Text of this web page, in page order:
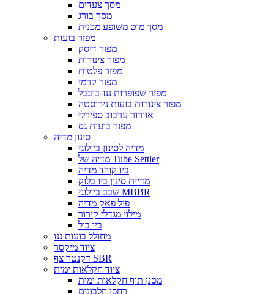
מסך צעדים
מסך בורג
מסך מוט משופע מכנית
מפזר בועות
מפזר דיסק
מפזר צינורות
מפזר פלטות
מפזר קרמי
מפזר שפופרות ננו-בובבל
מפזר צינורות בועות נירוסטה
אוורור ערבוב ספירלי
מפזר בועות גס
סינון מדיה
מדיה לסינון ביולוגי
מדיה של Tube Settler
ביו קורד מדיה
מדיית סינון ביו בלוק
שבב ביולוגי MBBR
פיל פאק מדיה
מילוי מגדלי קירור
ביו בול
מחולל בועות ננו
ציוד מיקסר
דקנטר צף SBR
ציוד חקלאות ימית
מסנן תוף חקלאות ימית
רחפן חלבונים